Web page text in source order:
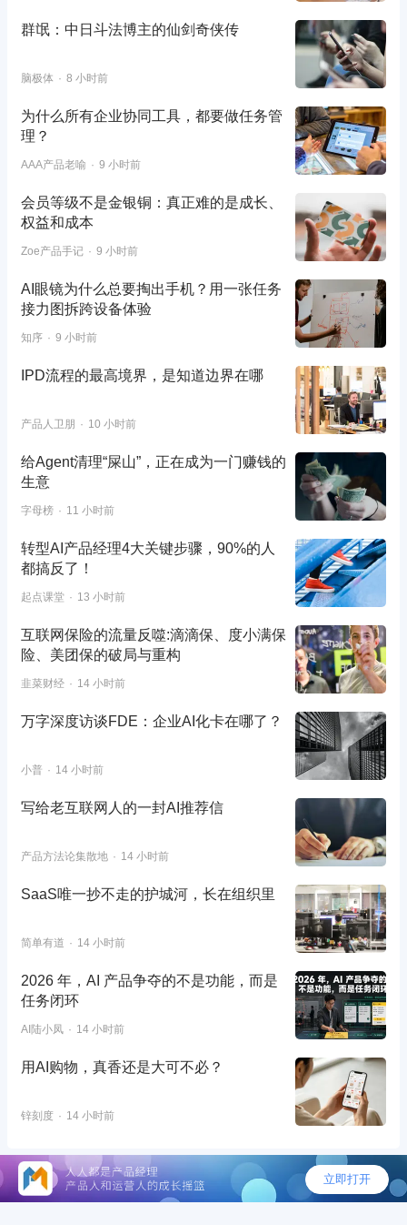
群氓：中日斗法博主的仙剑奇侠传
脑极体 8 小时前
为什么所有企业协同工具，都要做任务管
理？
AAA产品老喻 9 小时前
会员等级不是金银铜：真正难的是成长、
权益和成本
Zoe产品手记 9 小时前
AI眼镜为什么总要掏出手机？用一张任务
接力图拆跨设备体验
知序 9 小时前
IPD流程的最高境界，是知道边界在哪
产品人卫朋 10 小时前
给Agent清理“屎山”，正在成为一门赚钱的
生意
字母榜 11 小时前
转型AI产品经理4大关键步骤，90%的人
都搞反了！
起点课堂 13 小时前
互联网保险的流量反噬:滴滴保、度小满保
险、美团保的破局与重构
韭菜财经 14 小时前
万字深度访谈FDE：企业AI化卡在哪了？
小普 14 小时前
写给老互联网人的一封AI推荐信
产品方法论集散地 14 小时前
SaaS唯一抄不走的护城河，长在组织里
简单有道 14 小时前
2026 年，AI 产品争夺的不是功能，而是
任务闭环
AI陆小凤 14 小时前
用AI购物，真香还是大可不必？
锌刻度 14 小时前
©2026 - 人人都是产品经理